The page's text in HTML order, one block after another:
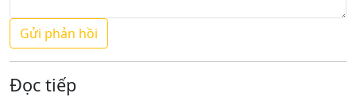
Đọc tiếp